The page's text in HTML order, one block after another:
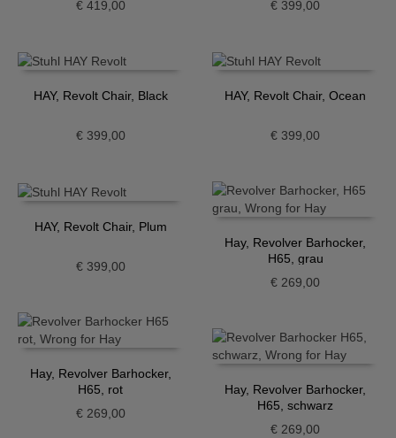
€419,00 € 399,00
HAY, Revolt Chair, Black
€399,00
HAY, Revolt Chair, Ocean
€ 399,00
HAY, Revolt Chair, Plum
€399,00
Hay, Revolver Barhocker,
H65, grau
€ 269,00
Hay, Revolver Barhocker,
H65, rot
€269,00
Hay, Revolver Barhocker,
H65, schwarz
€ 269,00